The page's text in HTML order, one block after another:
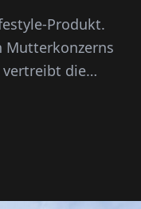
Produkt.
Mutterkonzerns
vertreibt die